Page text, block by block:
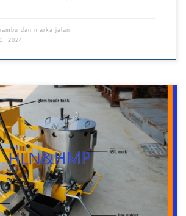
dan marka jalan
2024
Jalan, Pabrik Mesin Cat Marka Jalan,
Jalan, Mesin Cat Marka Jalan Murah,
Harga Jual Mesin Cat Marka Jalan
Rambu Pabrik Rambu – Mesin cat marka
alat yang dapat digunakan untuk